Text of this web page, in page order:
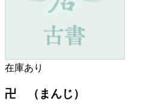
在庫あり
卍 （まんじ）